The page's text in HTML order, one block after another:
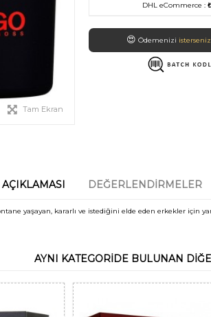
Tam Ekran
DHL eCommerce :
😍Ödemenizi
DEĞERLENDIRMELER
yaşayan, kararlı ve istediğini elde eden erkekler için
AYNI KATEGORIDE BULUNAN